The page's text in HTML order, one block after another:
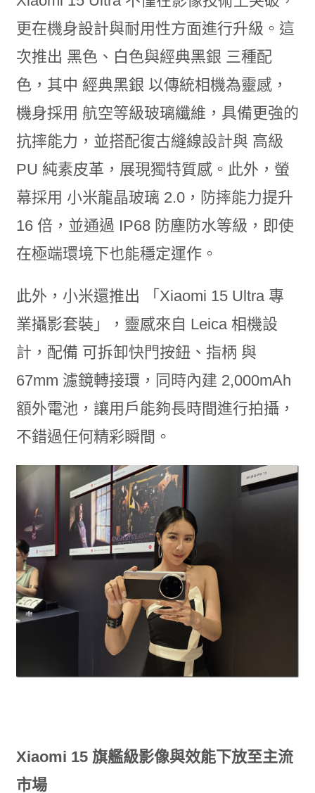
更在機身設計與耐用性方面進行升級。這
次推出 黑色、白色與經典黑銀 三種配
色，其中 經典黑銀 以傳統相機為靈感，
機身採用 航空等級玻璃纖維，具備更強的
抗摔能力，並搭配復古縫線設計與 高級
PU 純素皮革，展現獨特質感。此外，螢
幕採用 小米龍晶玻璃 2.0，防摔能力提升
16 倍，並通過 IP68 防塵防水等級，即使
在極端環境下也能穩定運作。
此外，小米還推出 「Xiaomi 15 Ultra 專
業攝影套裝」，靈感來自 Leica 相機設
計，配備 可拆卸快門按鈕、指柄 與
67mm 濾鏡轉接環，同時內建 2,000mAh
額外電池，讓用戶能夠長時間進行拍攝，
不錯過任何精彩瞬間。
Xiaomi 15 旗艦級影像與效能下放至主流
市場